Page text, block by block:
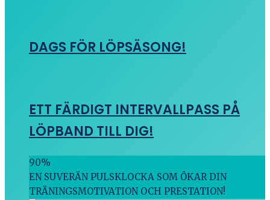
DAGS FÖR LÖPSÄSONG!
ETT FÄRDIGT INTERVALLPASS PÅ
LÖPBAND TILL DIG!
90%
EN SUVERÄN PULSKLOCKA SOM ÖKAR DIN
TRÄNINGSMOTIVATION OCH PRESTATION!